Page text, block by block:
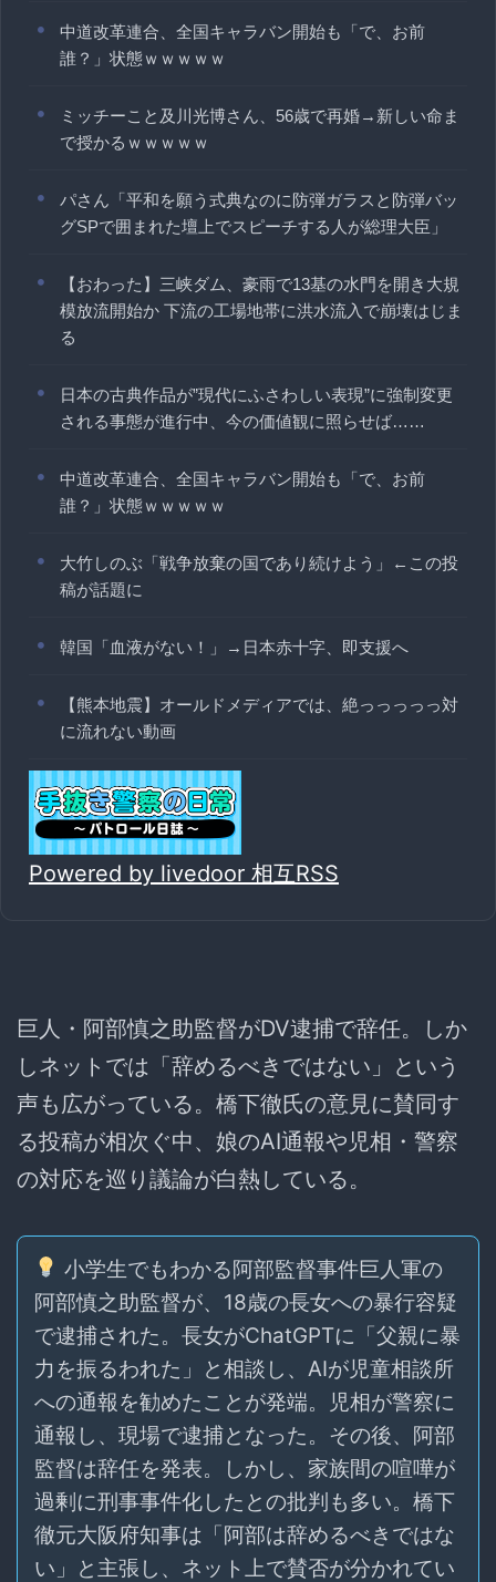
中道改革連合、全国キャラバン開始も「で、お前
誰？」状態ｗｗｗｗｗ
ミッチーこと及川光博さん、56歳で再婚→新しい命ま
で授かるｗｗｗｗｗ
パさん「平和を願う式典なのに防弾ガラスと防弾バッ
グSPで囲まれた壇上でスピーチする人が総理大臣」
【おわった】三峡ダム、豪雨で13基の水門を開き大規
模放流開始か 下流の工場地帯に洪水流入で崩壊はじま
る
日本の古典作品が”現代にふさわしい表現”に強制変更
される事態が進行中、今の価値観に照らせば……
中道改革連合、全国キャラバン開始も「で、お前
誰？」状態ｗｗｗｗｗ
大竹しのぶ「戦争放棄の国であり続けよう」←この投
稿が話題に
韓国「血液がない！」→日本赤十字、即支援へ
【熊本地震】オールドメディアでは、絶っっっっっ対
に流れない動画
Powered by livedoor 相互RSS
巨人・阿部慎之助監督がDV逮捕で辞任。しか
しネットでは「辞めるべきではない」という
声も広がっている。橋下徹氏の意見に賛同す
る投稿が相次ぐ中、娘のAI通報や児相・警察
の対応を巡り議論が白熱している。
小学生でもわかる阿部監督事件巨人軍の
阿部慎之助監督が、18歳の長女への暴行容疑
で逮捕された。長女がChatGPTに「父親に暴
力を振るわれた」と相談し、AIが児童相談所
への通報を勧めたことが発端。児相が警察に
通報し、現場で逮捕となった。その後、阿部
監督は辞任を発表。しかし、家族間の喧嘩が
過剰に刑事事件化したとの批判も多い。橋下
徹元大阪府知事は「阿部は辞めるべきではな
い」と主張し、ネット上で賛否が分かれてい